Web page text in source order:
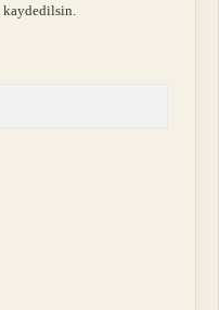
kaydedilsin.